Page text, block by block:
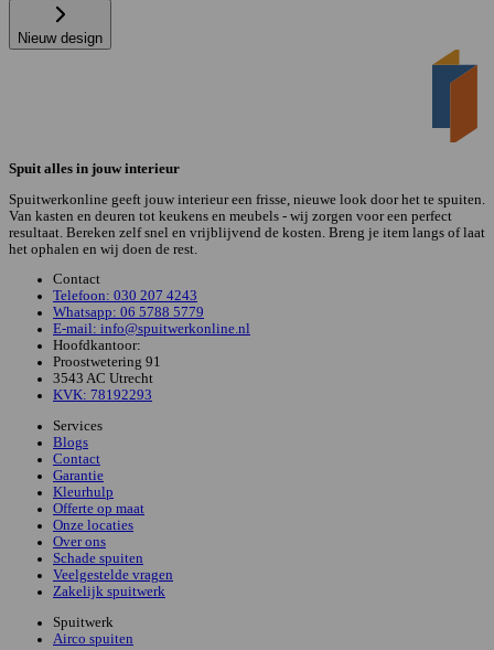
Nieuw design
Spuit alles in jouw interieur
Spuitwerkonline geeft jouw interieur een frisse, nieuwe look door het te spuiten.
Van kasten en deuren tot keukens en meubels - wij zorgen voor een perfect
resultaat. Bereken zelf snel en vrijblijvend de kosten. Breng je item langs of laat
het ophalen en wij doen de rest.
Contact
Telefoon: 030 207 4243
Whatsapp: 06 5788 5779
E-mail: info@spuitwerkonline.nl
Hoofdkantoor:
Proostwetering 91
3543 AC Utrecht
KVK: 78192293
Services
Blogs
Contact
Garantie
Kleurhulp
Offerte op maat
Onze locaties
Over ons
Schade spuiten
Veelgestelde vragen
Zakelijk spuitwerk
Spuitwerk
Airco spuiten